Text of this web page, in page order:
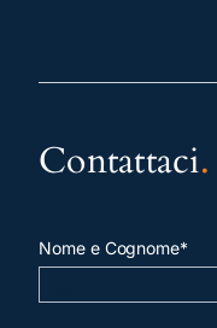
Contattaci.
Nome e Cognome*